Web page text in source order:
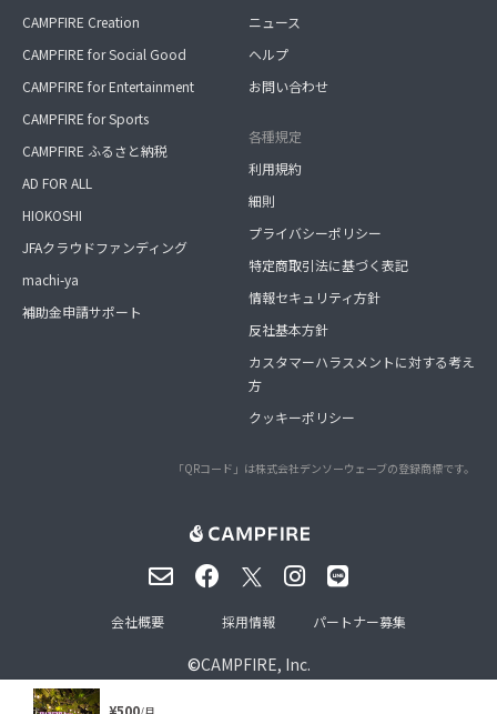
¥500
CAMPFIRE Creation
CAMPFIRE for Social Good
CAMPFIRE for Entertainment
CAMPFIRE for Sports
CAMPFIRE ふるさと納税
AD FOR ALL
HIOKOSHI
JFAクラウドファンディング
machi-ya
補助金申請サポート
ニュース
ヘルプ
お問い合わせ
各種規定
利用規約
細則
プライバシーポリシー
特定商取引法に基づく表記
情報セキュリティ方針
反社基本方針
カスタマーハラスメントに対する考え
方
クッキーポリシー
「QRコード」は株式会社デンソーウェーブの登録商標です。
©CAMPFIRE, Inc.
会社概要 採用情報 パートナー募集